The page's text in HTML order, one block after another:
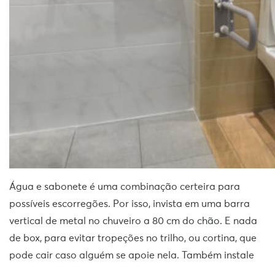
Água e sabonete é uma combinação certeira para
possíveis escorregões. Por isso, invista em uma barra
vertical de metal no chuveiro a 80 cm do chão. E nada
de box, para evitar tropeções no trilho, ou cortina, que
pode cair caso alguém se apoie nela. Também instale